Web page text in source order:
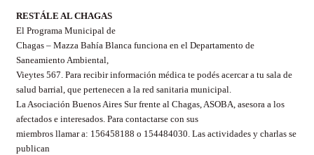
RESTÁLE AL CHAGAS
El Programa Municipal de
Chagas – Mazza Bahía Blanca funciona en el Departamento de
Saneamiento Ambiental,
Vieytes 567. Para recibir información médica te podés acercar a tu sala de
salud barrial, que pertenecen a la red sanitaria municipal.
La Asociación Buenos Aires Sur frente al Chagas, ASOBA, asesora a los
afectados e interesados. Para contactarse con sus
miembros llamar a: 156458188 o 154484030. Las actividades y charlas se
publican